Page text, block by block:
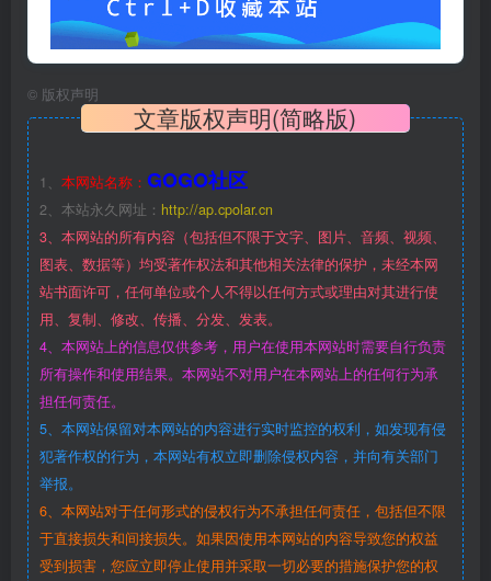
© 版权声明
文章版权声明(简略版)
1、 本网站名称： GOGO社区
2、本站永久网址： http://ap.cpolar.cn
3、本网站的所有内容（包括但不限于文字、图片、音频、视频、
图表、数据等）均受著作权法和其他相关法律的保护，未经本网
站书面许可，任何单位或个人不得以任何方式或理由对其进行使
用、复制、修改、传播、分发、发表。
4、本网站上的信息仅供参考，用户在使用本网站时需要自行负责
所有操作和使用结果。本网站不对用户在本网站上的任何行为承
担任何责任。
5、本网站保留对本网站的内容进行实时监控的权利，如发现有侵
犯著作权的行为，本网站有权立即删除侵权内容，并向有关部门
举报。
6、本网站对于任何形式的侵权行为不承担任何责任，包括但不限
于直接损失和间接损失。如果因使用本网站的内容导致您的权益
受到损害，您应立即停止使用并采取一切必要的措施保护您的权